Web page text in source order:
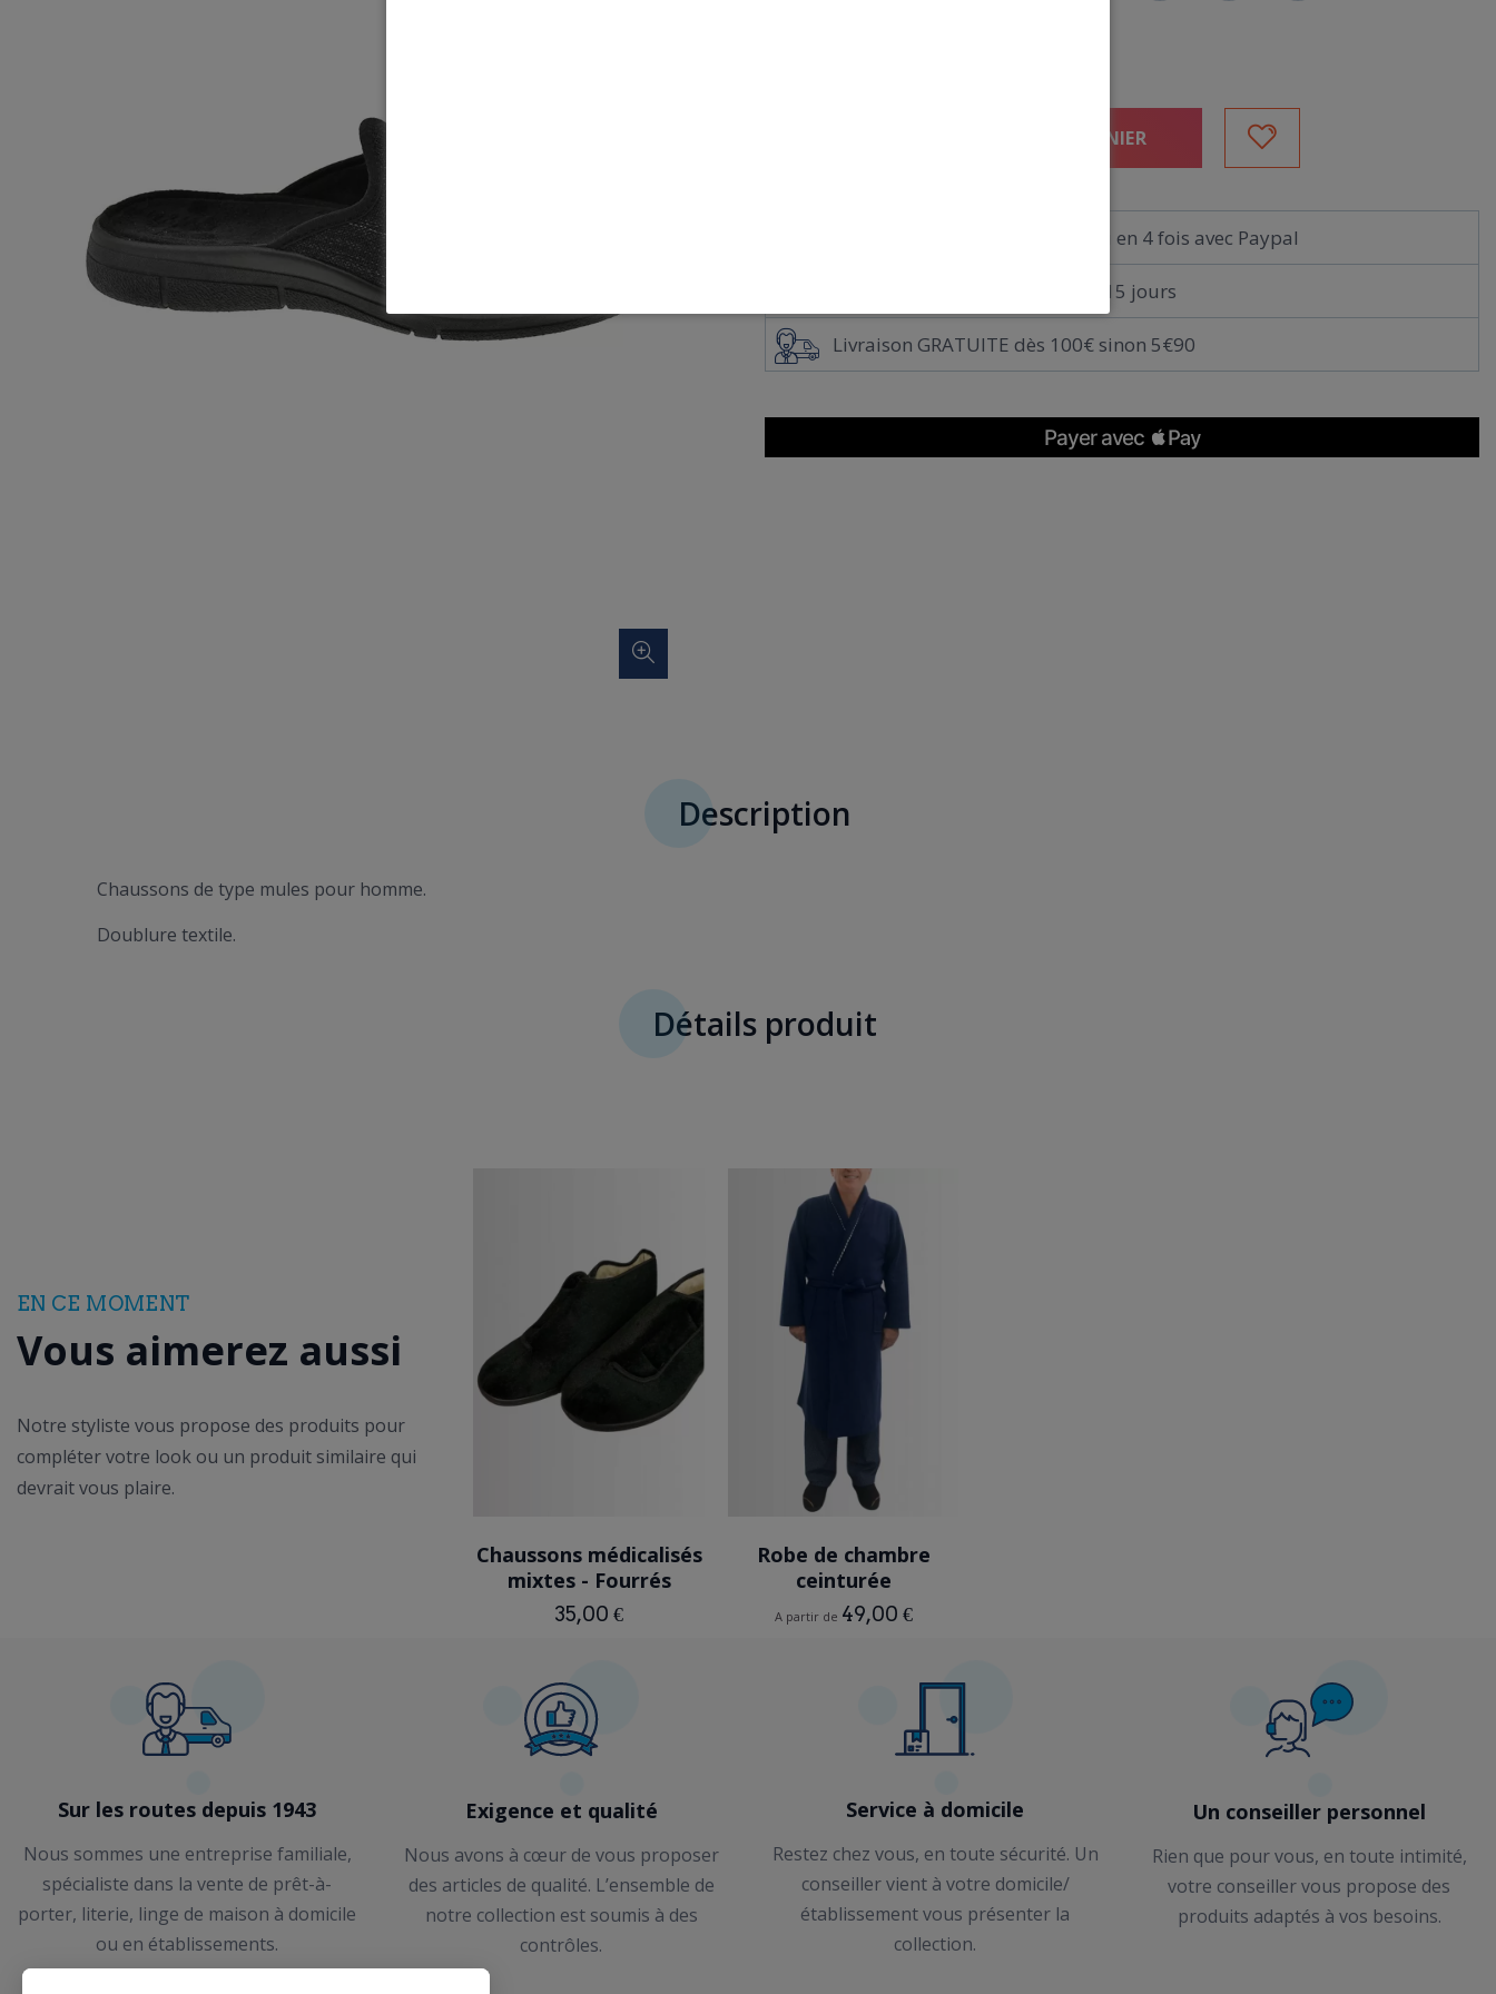
AJOUTER AU PANIER
Paiement sécurisé immédiat ou en 4 fois avec Paypal
Échange et retour gratuit sous 15 jours
Livraison GRATUITE dès 100€ sinon 5€90
Description
Chaussons de type mules pour homme.
Doublure textile.
Détails produit
EN CE MOMENT
Vous aimerez aussi
Notre styliste vous propose des produits pour
compléter votre look ou un produit similaire qui
devrait vous plaire.
Chaussons médicalisés
mixtes - Fourrés
35,00 €
BLEU MARINE
Robe de chambre
ceinturée
A partir de 49,00 €
Sur les routes depuis 1943
Nous sommes une entreprise familiale,
spécialiste dans la vente de prêt-à-
porter, literie, linge de maison à domicile
ou en établissements.
Exigence et qualité
Nous avons à cœur de vous proposer
des articles de qualité. L’ensemble de
notre collection est soumis à des
contrôles.
Service à domicile
Restez chez vous, en toute sécurité. Un
conseiller vient à votre domicile/
établissement vous présenter la
collection.
Un conseiller personnel
Rien que pour vous, en toute intimité,
votre conseiller vous propose des
produits adaptés à vos besoins.